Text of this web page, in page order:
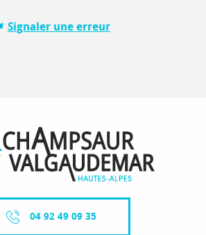
Signaler une erreur
04 92 49 09 35